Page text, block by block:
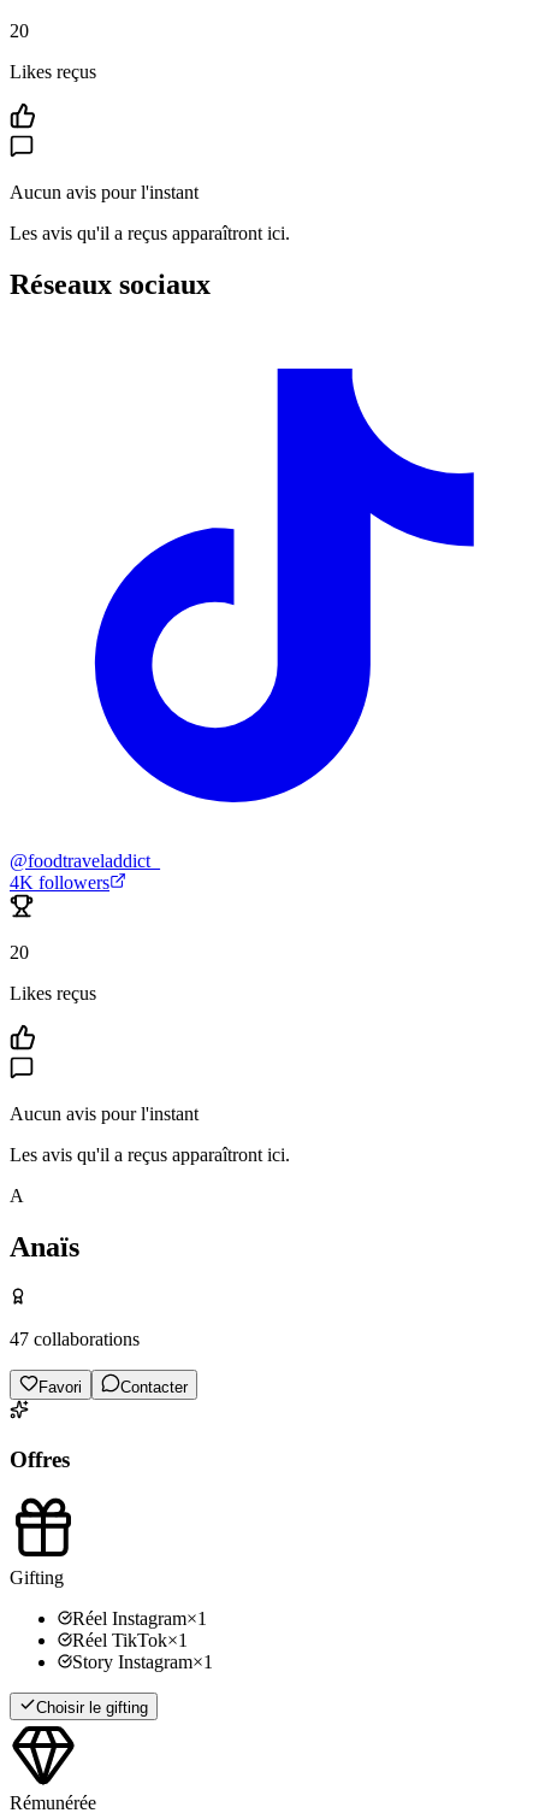
20
Likes reçus
Aucun avis pour l'instant
Les avis qu'il a reçus apparaîtront ici.
Réseaux sociaux
@foodtraveladdict_
4K followers
20
Likes reçus
Aucun avis pour l'instant
Les avis qu'il a reçus apparaîtront ici.
A
Anaïs
47 collaborations
Favori Contacter
Offres
Gifting
Réel Instagram×1
Réel TikTok×1
Story Instagram×1
Choisir le gifting
Rémunérée